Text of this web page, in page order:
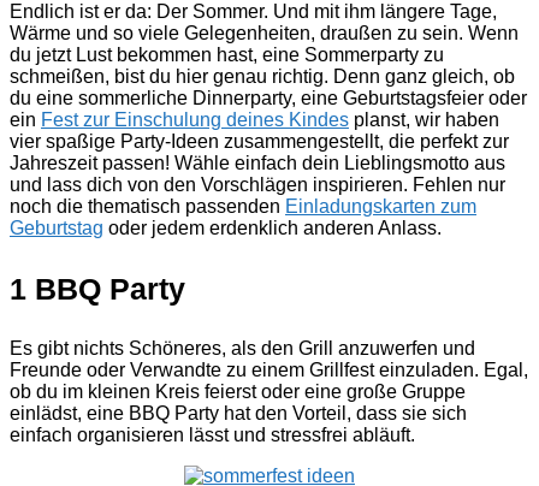
Endlich ist er da: Der Sommer. Und mit ihm längere Tage,
Wärme und so viele Gelegenheiten, draußen zu sein. Wenn
du jetzt Lust bekommen hast, eine Sommerparty zu
schmeißen, bist du hier genau richtig. Denn ganz gleich, ob
du eine sommerliche Dinnerparty, eine Geburtstagsfeier oder
ein Fest zur Einschulung deines Kindes planst, wir haben
vier spaßige Party-Ideen zusammengestellt, die perfekt zur
Jahreszeit passen! Wähle einfach dein Lieblingsmotto aus
und lass dich von den Vorschlägen inspirieren. Fehlen nur
noch die thematisch passenden Einladungskarten zum
Geburtstag oder jedem erdenklich anderen Anlass.
1 BBQ Party
Es gibt nichts Schöneres, als den Grill anzuwerfen und
Freunde oder Verwandte zu einem Grillfest einzuladen. Egal,
ob du im kleinen Kreis feierst oder eine große Gruppe
einlädst, eine BBQ Party hat den Vorteil, dass sie sich
einfach organisieren lässt und stressfrei abläuft.